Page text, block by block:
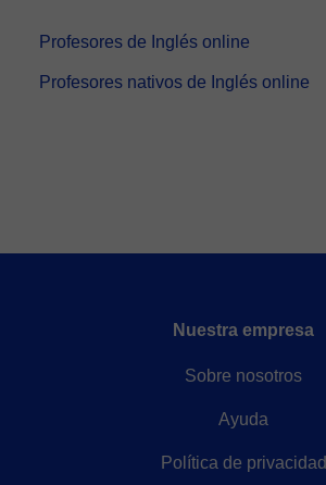
Profesores de Inglés online
Profesores nativos de Inglés online
Nuestra empresa
Sobre nosotros
Ayuda
Política de privacidad